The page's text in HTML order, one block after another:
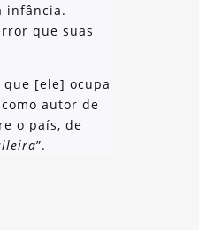
infância.
que suas
que [ele] ocupa
autor de
o país, de
”.